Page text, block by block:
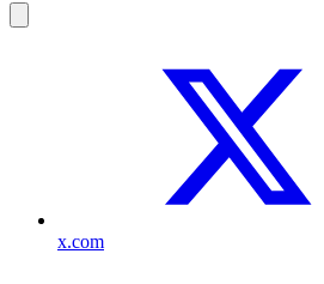
x.com